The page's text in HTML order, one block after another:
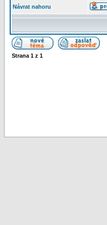
Návrat nahoru
Strana 1 z 1